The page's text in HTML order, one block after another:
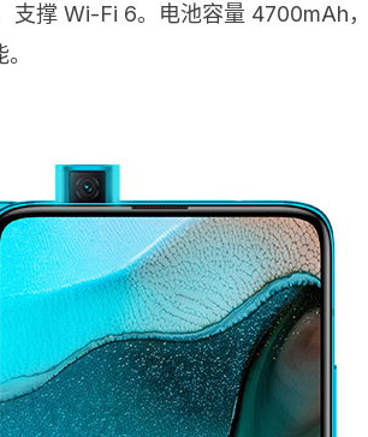
撑 Wi-Fi 6。电池容量 4700mAh